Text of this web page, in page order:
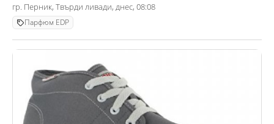
гр. Перник, Твърди ливади, днес, 08:08
Парфюм EDP